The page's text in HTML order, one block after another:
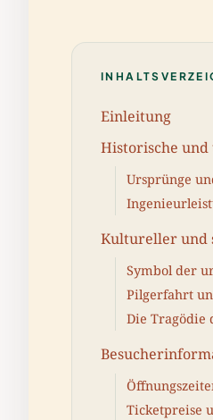
Einleitung
Historische und
Ursprünge
Kultureller und
Symbol der
Pilgerfahrt
Die Tragödie
Ticketpreise